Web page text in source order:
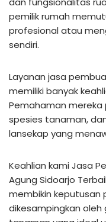
pemilik rumah
profesional atau
sendiri.
Layanan jasa
memiliki banyak
Pemahaman
spesies tanaman,
lansekap yang
Keahlian kami Jasa
Agung Sidoarjo
membikin keputusan
dikesampingkan